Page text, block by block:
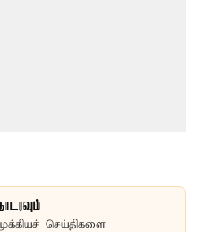
செய்திகளை